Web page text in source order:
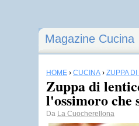
Magazine Cucina
HOME › CUCINA › ZUPPA
Zuppa di
l'ossimoro che
Da La Cuocherellona